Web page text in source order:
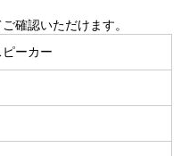
確認いただけます。
ーカー